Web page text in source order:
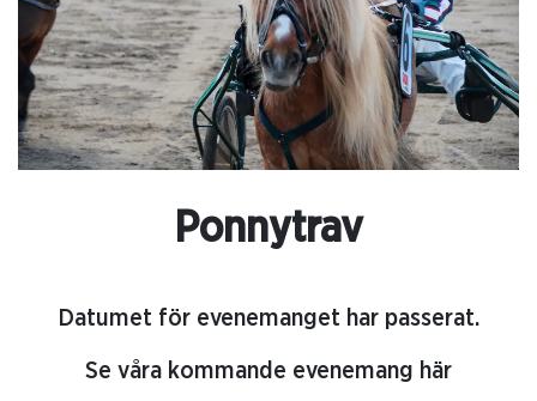
Ponnytrav
Datumet för evenemanget har passerat.
Se våra kommande evenemang här